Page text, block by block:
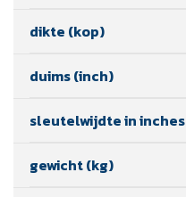
dikte (kop)
duims (inch)
sleutelwijdte in inches
gewicht (kg)